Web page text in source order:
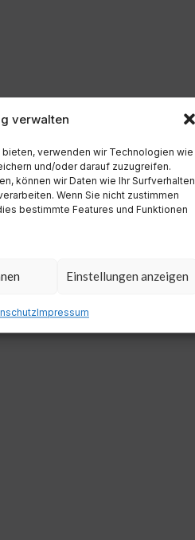
verwalten
verwenden wir Technologien wie
und/oder darauf zuzugreifen.
können wir Daten wie Ihr Surfverhalten
Wenn Sie nicht zustimmen
bestimmte Features und Funktionen
Einstellungen anzeigen
Impressum